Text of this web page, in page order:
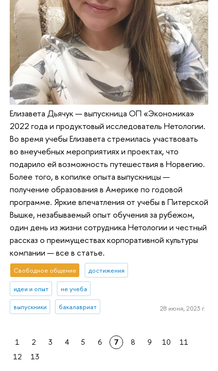
Елизавета Дьячук — выпускница ОП «Экономика»
2022 года и продуктовый исследователь Нетологии.
Во время учебы Елизавета стремилась участвовать
во внеучебных мероприятиях и проектах, что
подарило ей возможность путешествия в Норвегию.
Более того, в копилке опыта выпускницы —
получение образования в Америке по годовой
программе. Яркие впечатления от учебы в Питерской
Вышке, незабываемый опыт обучения за рубежом,
один день из жизни сотрудника Нетологии и честный
рассказ о преимуществах корпоративной культуры
компании — все в статье.
Свободное общение достижения
идеи и опыт не учеба
выпускники бакалавриат 28 июня, 2023 г.
1 2 3 4 5 6 7 8 9 10
11
12
13